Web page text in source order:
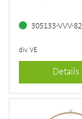
305133-VVV-
div. VE
Details